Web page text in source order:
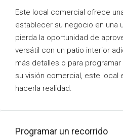
Este local comercial ofrece
establecer su negocio en una
pierda la oportunidad de
versátil con un patio interior
más detalles o para
su visión comercial, este local
hacerla realidad.
Programar un recorrido